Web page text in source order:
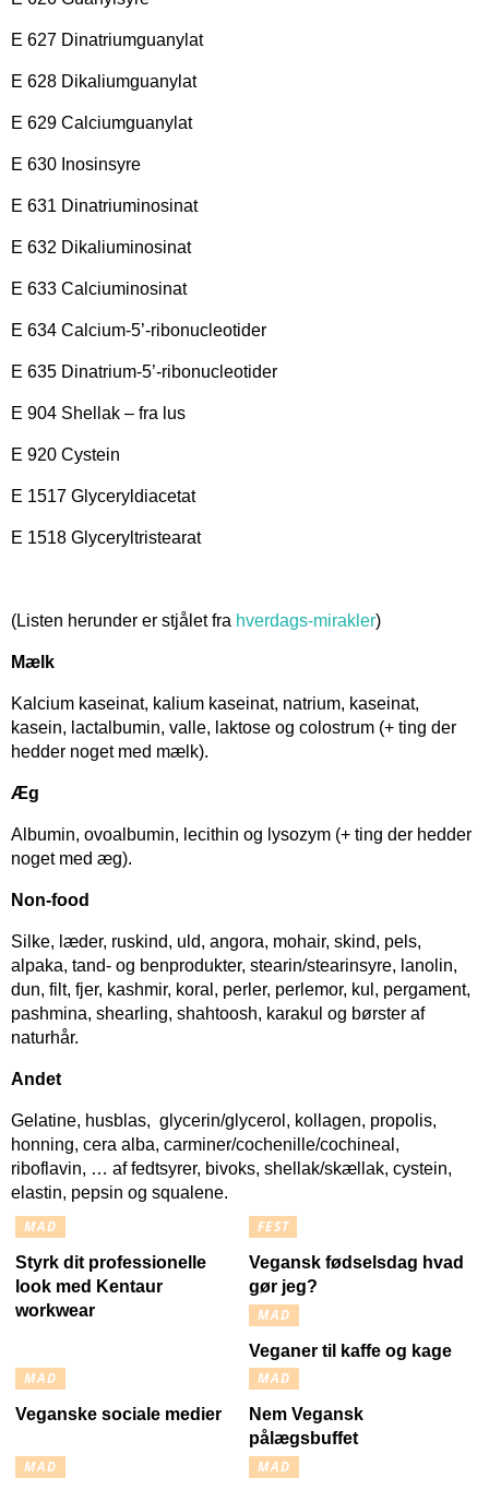
E 627 Dinatriumguanylat
E 628 Dikaliumguanylat
E 629 Calciumguanylat
E 630 Inosinsyre
E 631 Dinatriuminosinat
E 632 Dikaliuminosinat
E 633 Calciuminosinat
E 634 Calcium-5’-ribonucleotider
E 635 Dinatrium-5’-ribonucleotider
E 904 Shellak – fra lus
E 920 Cystein
E 1517 Glyceryldiacetat
E 1518 Glyceryltristearat
(Listen herunder er stjålet fra hverdags-mirakler)
Mælk
Kalcium kaseinat, kalium kaseinat, natrium, kaseinat,
kasein, lactalbumin, valle, laktose og colostrum (+ ting der
hedder noget med mælk).
Æg
Albumin, ovoalbumin, lecithin og lysozym (+ ting der hedder
noget med æg).
Non-food
Silke, læder, ruskind, uld, angora, mohair, skind, pels,
alpaka, tand- og benprodukter, stearin/stearinsyre, lanolin,
dun, filt, fjer, kashmir, koral, perler, perlemor, kul, pergament,
pashmina, shearling, shahtoosh, karakul og børster af
naturhår.
Andet
Gelatine, husblas, glycerin/glycerol, kollagen, propolis,
honning, cera alba, carminer/cochenille/cochineal,
riboflavin, … af fedtsyrer, bivoks, shellak/skællak, cystein,
elastin, pepsin og squalene.
MAD
Styrk dit professionelle
look med Kentaur
workwear
FEST
Vegansk fødselsdag hvad
gør jeg?
MAD
Veganer til kaffe og kage
MAD
Veganske sociale medier
MAD
Nem Vegansk
pålægsbuffet
MAD
MAD